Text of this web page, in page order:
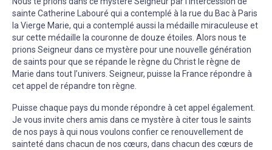
sainte Catherine Labouré qui a contemplé à la rue du Bac à Paris
la Vierge Marie, qui a contemplé aussi la médaille miraculeuse et
sur cette médaille la couronne de douze étoiles. Alors nous te
prions Seigneur dans ce mystère pour une nouvelle génération
de saints pour que se répande le règne du Christ le règne de
Marie dans tout l’univers. Seigneur, puisse la France répondre à
cet appel de répandre ton règne.
Puisse chaque pays du monde répondre à cet appel également.
Je vous invite chers amis dans ce mystère à citer tous le saints
de nos pays à qui nous voulons confier ce renouvellement de
sainteté dans chacun de nos cœurs, dans chacun des cœurs de